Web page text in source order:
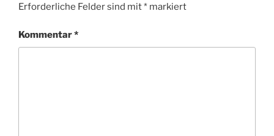
Erforderliche Felder sind mit* markiert
Kommentar*